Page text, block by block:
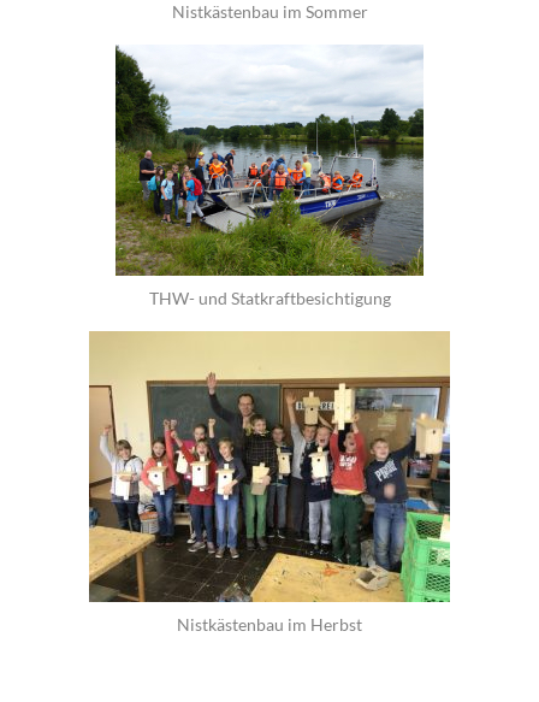
Nistkästenbau im Sommer
THW- und Statkraftbesichtigung
Nistkästenbau im Herbst